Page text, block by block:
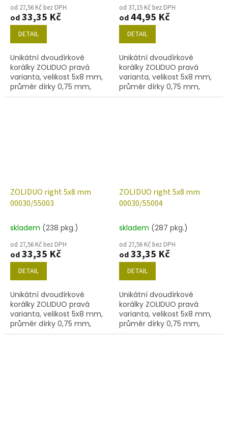
od 27,56 Kč bez DPH
od33,35 Kč
DETAIL
Unikátní dvoudírkové
korálky ZOLIDUO pravá
varianta, velikost 5x8 mm,
průměr dírky 0,75 mm,
obsah balení 20 ks nebo
od 37,15 Kč bez DPH
od44,95 Kč
DETAIL
Unikátní dvoudírkové
korálky ZOLIDUO pravá
varianta, velikost 5x8 mm,
průměr dírky 0,75 mm,
obsah balení 20 ks nebo
ZOLIDUO right 5x8 mm
00030/55003
skladem (238 pkg.)
od 27,56 Kč bez DPH
od33,35 Kč
DETAIL
Unikátní dvoudírkové
korálky ZOLIDUO pravá
varianta, velikost 5x8 mm,
průměr dírky 0,75 mm,
obsah balení 20 ks nebo
ZOLIDUO right 5x8 mm
00030/55004
skladem (287 pkg.)
od 27,56 Kč bez DPH
od33,35 Kč
DETAIL
Unikátní dvoudírkové
korálky ZOLIDUO pravá
varianta, velikost 5x8 mm,
průměr dírky 0,75 mm,
obsah balení 20 ks nebo